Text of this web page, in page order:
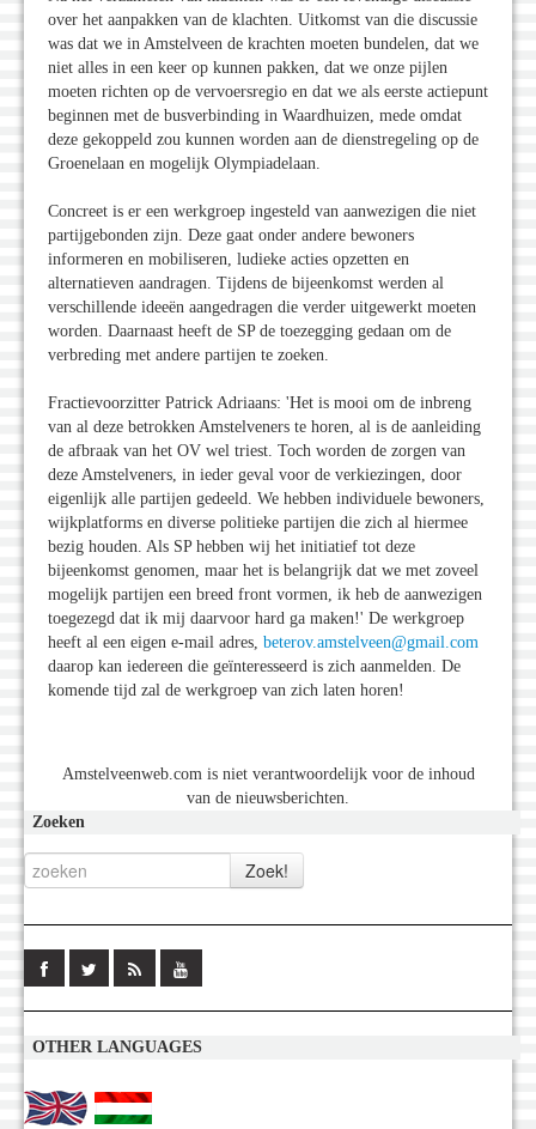
over het aanpakken van de klachten. Uitkomst van die discussie
was dat we in Amstelveen de krachten moeten bundelen, dat we
niet alles in een keer op kunnen pakken, dat we onze pijlen
moeten richten op de vervoersregio en dat we als eerste actiepunt
beginnen met de busverbinding in Waardhuizen, mede omdat
deze gekoppeld zou kunnen worden aan de dienstregeling op de
Groenelaan en mogelijk Olympiadelaan.
Concreet is er een werkgroep ingesteld van aanwezigen die niet
partijgebonden zijn. Deze gaat onder andere bewoners
informeren en mobiliseren, ludieke acties opzetten en
alternatieven aandragen. Tijdens de bijeenkomst werden al
verschillende ideeën aangedragen die verder uitgewerkt moeten
worden. Daarnaast heeft de SP de toezegging gedaan om de
verbreding met andere partijen te zoeken.
Fractievoorzitter Patrick Adriaans: 'Het is mooi om de inbreng
van al deze betrokken Amstelveners te horen, al is de aanleiding
de afbraak van het OV wel triest. Toch worden de zorgen van
deze Amstelveners, in ieder geval voor de verkiezingen, door
eigenlijk alle partijen gedeeld. We hebben individuele bewoners,
wijkplatforms en diverse politieke partijen die zich al hiermee
bezig houden. Als SP hebben wij het initiatief tot deze
bijeenkomst genomen, maar het is belangrijk dat we met zoveel
mogelijk partijen een breed front vormen, ik heb de aanwezigen
toegezegd dat ik mij daarvoor hard ga maken!' De werkgroep
heeft al een eigen e-mail adres, beterov.amstelveen@gmail.com
daarop kan iedereen die geïnteresseerd is zich aanmelden. De
komende tijd zal de werkgroep van zich laten horen!
Amstelveenweb.com is niet verantwoordelijk voor de inhoud
van de nieuwsberichten.
Zoeken
OTHER LANGUAGES